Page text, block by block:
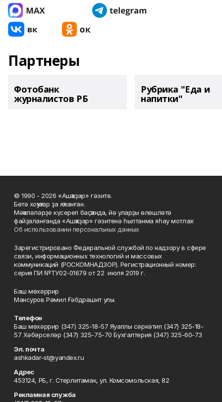
Партнеры
Фотобанк
журналистов РБ
Рубрика "Еда и
напитки"
© 1990 - 2026 «Ашҡаҙар» гәзите.
Бөтә хоҡуҡтар ҙа яҡланған.
Мәҡәләләрҙе күсереп баҫҡанда, йә уларҙы өлөшләтә
файҙаланғанда «Ашҡаҙар» гәзитенә һылтанма яһау мотлаҡ.
Об использовании персональных данных
Зарегистрировано Федеральной службой по надзору в сфере
связи, информационных технологий и массовых
коммуникаций (РОСКОМНАДЗОР). Регистрационный номер:
серия ПИ №ТУ02-01679 от 22 июля 2019 г.
Баш мөхәррир
Мансуров Рәмил Ғәбдрәшит улы.
Телефон
Баш мөхәррир (347) 325-18-57 Яуаплы сәркәтип (347) 325-18-
57 Хәбәрселәр (347) 325-75-70 Бухгалтерия (347) 325-60-73
Эл. почта
ashkadar-st@yandex.ru
Адрес
453124, РБ, г. Стерлитамак, ул. Комсомольская, 82
Рекламная служба